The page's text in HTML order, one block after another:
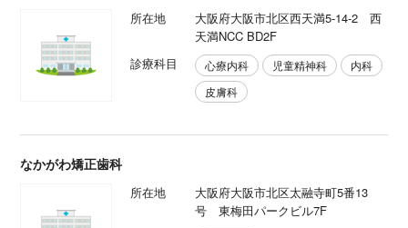
所在地
大阪府大阪市北区西天満5-14-2 西
天満NCC BD2F
診療科目
心療内科 児童精神科
内科
皮膚科
なかがわ矯正歯科
所在地
大阪府大阪市北区太融寺町5番13
号 東梅田パークビル7F